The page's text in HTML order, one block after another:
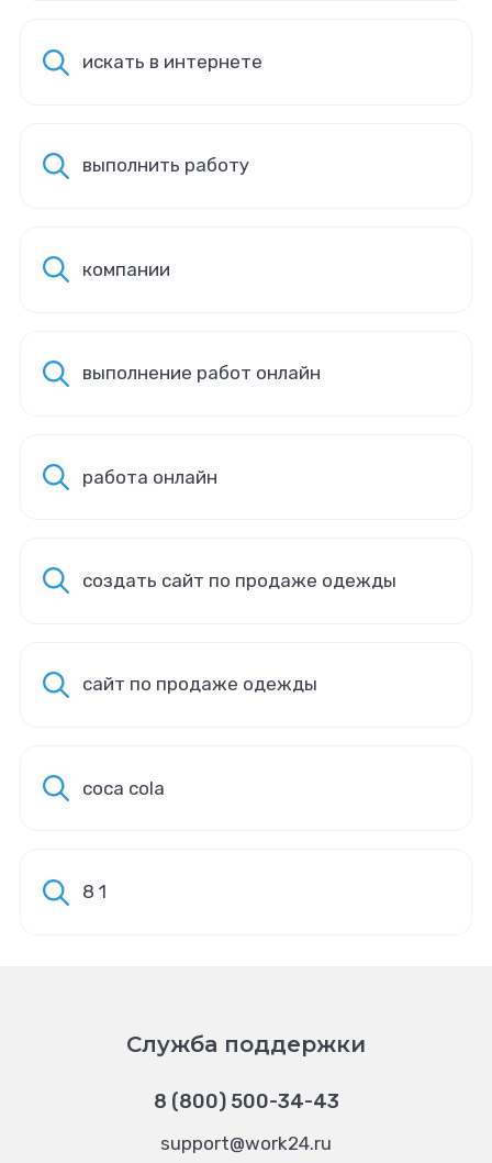
искать в интернете
выполнить работу
компании
выполнение работ онлайн
работа онлайн
создать сайт по продаже одежды
сайт по продаже одежды
coca cola
8 1
Служба поддержки
8 (800) 500-34-43
support@work24.ru